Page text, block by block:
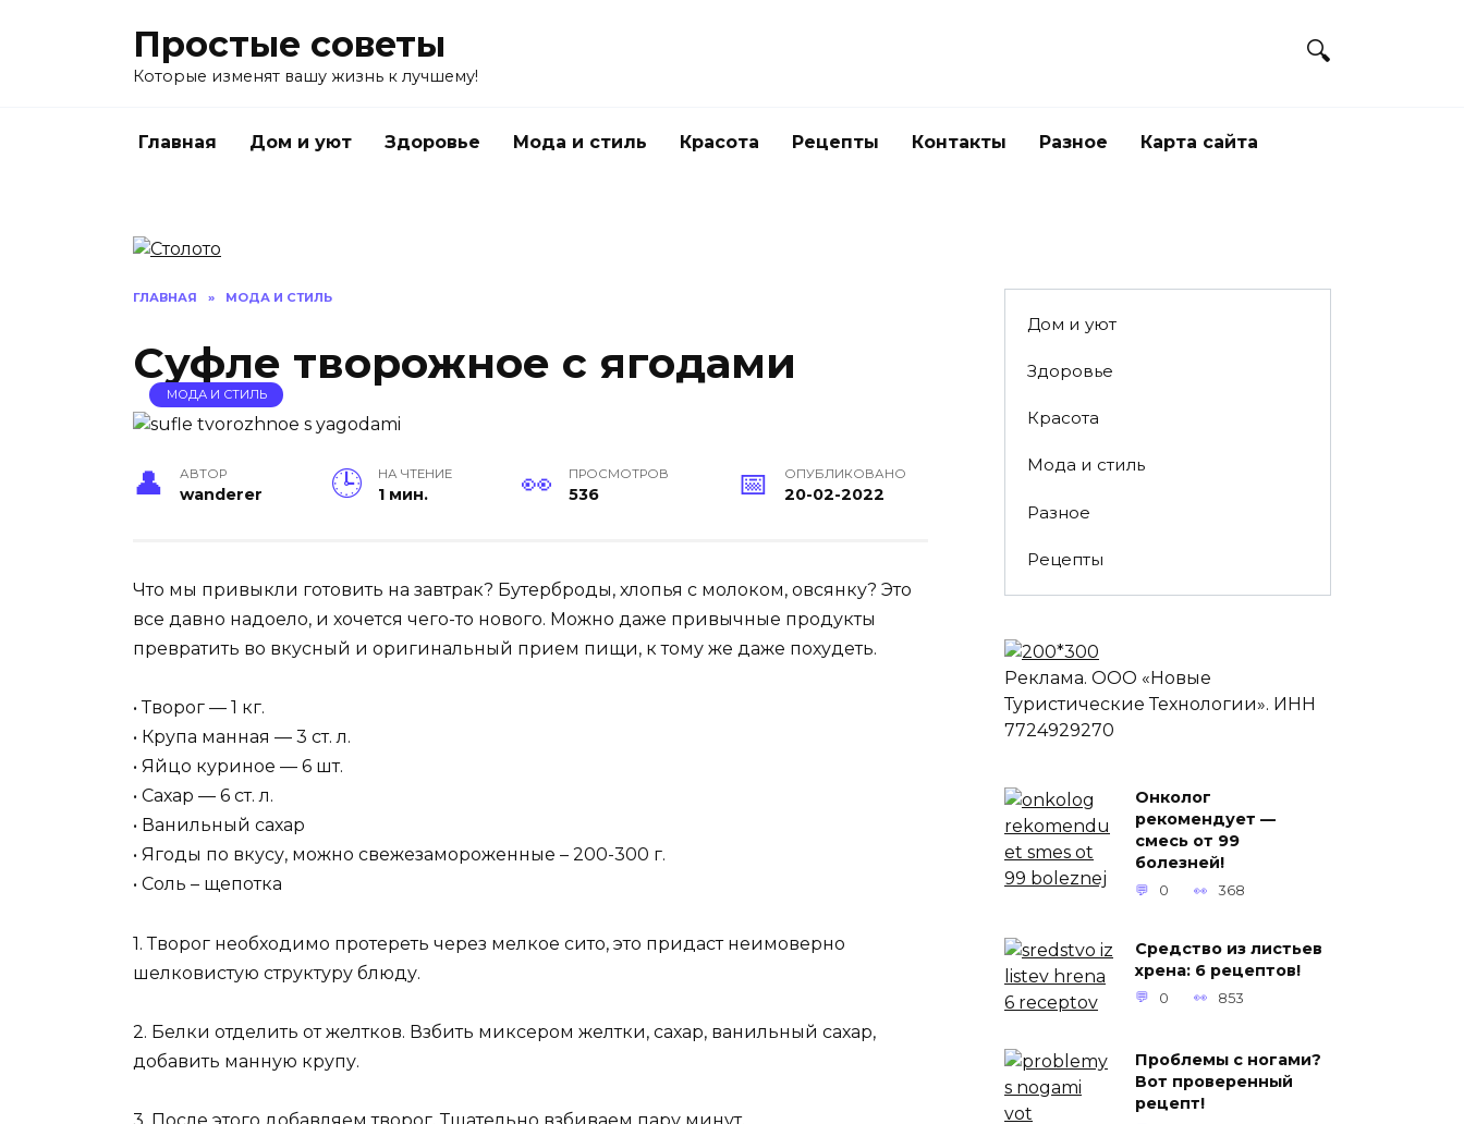
Простые советы
Которые изменят вашу жизнь к лучшему!
Главная Дом и уют Здоровье Мода и стиль Красота Рецепты Контакты Разное Карта сайта
ГЛАВНАЯ » МОДА И СТИЛЬ
Суфле творожное с ягодами
МОДА И СТИЛЬ
АВТОР
wanderer
НА ЧТЕНИЕ
1 мин.
ПРОСМОТРОВ
536
ОПУБЛИКОВАНО
20-02-2022
Что мы привыкли готовить на завтрак? Бутерброды, хлопья с молоком, овсянку? Это
все давно надоело, и хочется чего-то нового. Можно даже привычные продукты
превратить во вкусный и оригинальный прием пищи, к тому же даже похудеть.
• Творог — 1 кг.
• Крупа манная — 3 ст. л.
• Яйцо куриное — 6 шт.
• Сахар — 6 ст. л.
• Ванильный сахар
• Ягоды по вкусу, можно свежезамороженные – 200-300 г.
• Соль – щепотка
1. Творог необходимо протереть через мелкое сито, это придаст неимоверно
шелковистую структуру блюду.
2. Белки отделить от желтков. Взбить миксером желтки, сахар, ванильный сахар,
добавить манную крупу.
Дом и уют
Здоровье
Красота
Мода и стиль
Разное
Рецепты
Реклама. ООО «Новые
Туристические Технологии». ИНН
7724929270
Онколог
рекомендует —
смесь от 99
болезней!
0 368
Средство из листьев
хрена: 6 рецептов!
0 853
Проблемы с ногами?
Вот проверенный
рецепт!